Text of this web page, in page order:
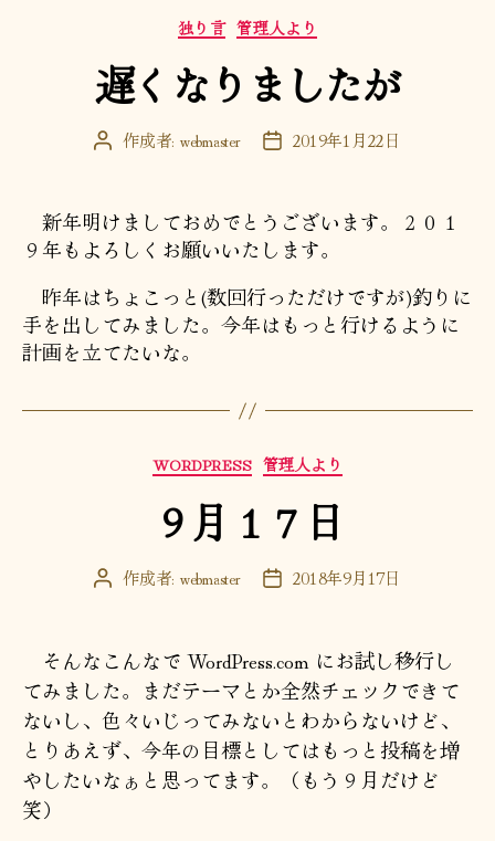
カ
テ
ゴ
リ
独り言 管理人より
遅くなりましたが
投 作成者: webmaster
投 2019年1月22日
新年明けましておめでとうございます。２０１
９年もよろしくお願いいたします。
昨年はちょこっと(数回行っただけですが)釣りに
手を出してみました。今年はもっと行けるように
計画を立てたいな。
カ
テ
ゴ
リ
WORDPRESS 管理人より
９月１７日
投 作成者: webmaster
投 2018年9月17日
そんなこんなで WordPress.com にお試し移行し
てみました。まだテーマとか全然チェックできて
ないし、色々いじってみないとわからないけど、
とりあえず、今年の目標としてはもっと投稿を増
やしたいなぁと思ってます。（もう９月だけど
笑）